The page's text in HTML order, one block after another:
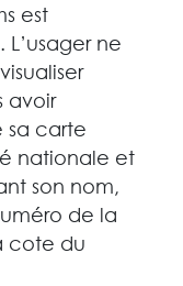
est
ne
avoir
sa carte
nationale et
son nom,
de la
cote du